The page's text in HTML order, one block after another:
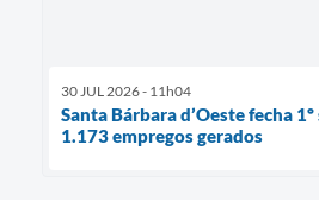
30 JUL 2026 - 11h04
Santa Bárbara d’Oeste fecha
1.173 empregos gerados